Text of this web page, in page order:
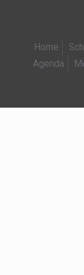
Home
Agenda